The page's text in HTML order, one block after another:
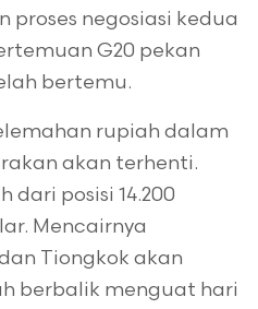
proses negosiasi kedua
G20 pekan
bertemu.
rupiah dalam
akan terhenti.
dari posisi 14.200
Mencairnya
Tiongkok akan
berbalik menguat hari